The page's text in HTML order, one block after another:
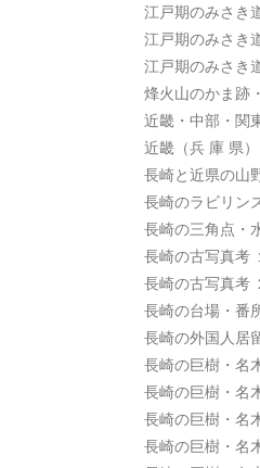
江戸期のみさき
江戸期のみさき
江戸期のみさき
烽火山のかま跡
近畿・中部・関
近畿（兵 庫 県）
長崎と近県の山
長崎のラビリン
長崎の三角点・
長崎の古写真考
長崎の古写真考
長崎の台場・番
長崎の外国人居
長崎の巨樹・名
長崎の巨樹・名
長崎の巨樹・名
長崎の巨樹・名